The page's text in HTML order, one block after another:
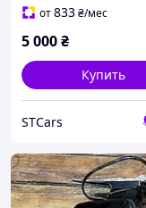
от833₴/мес
5 000₴
Купить
STCars